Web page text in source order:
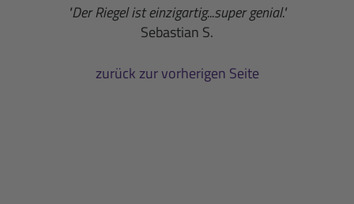
"Der Riegel ist einzigartig...super genial."
Sebastian S.
zurück zur vorherigen Seite